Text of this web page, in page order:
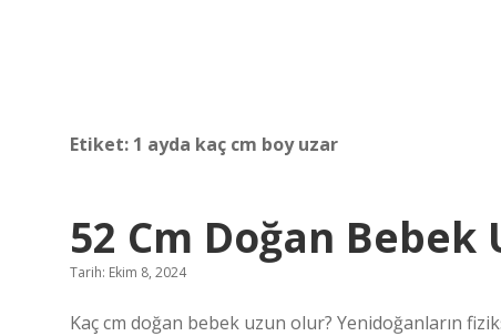
Etiket: 1 ayda kaç cm boy uzar
52 Cm Doğan
Tarih: Ekim 8, 2024
Kaç cm doğan bebek uzun olur? Yenidoğanların